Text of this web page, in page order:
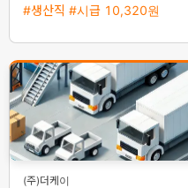
#생산직 #시급 10,320원
(주)더케이